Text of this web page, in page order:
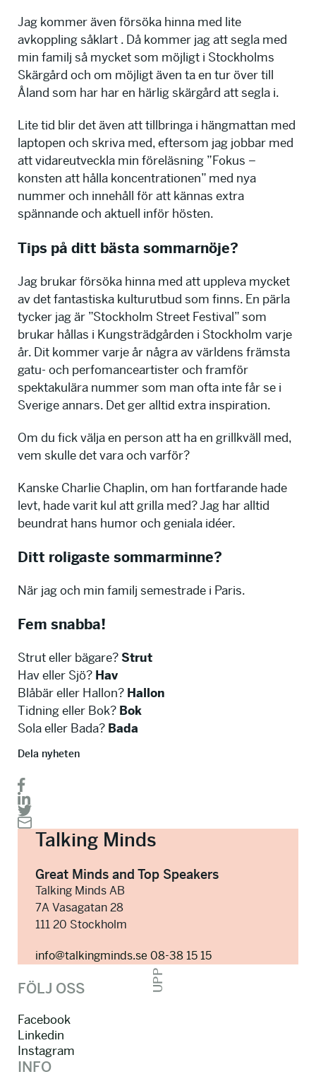
Jag kommer även försöka hinna med lite
avkoppling såklart . Då kommer jag att segla med
min familj så mycket som möjligt i Stockholms
Skärgård och om möjligt även ta en tur över till
Åland som har har en härlig skärgård att segla i.
Lite tid blir det även att tillbringa i hängmattan med
laptopen och skriva med, eftersom jag jobbar med
att vidareutveckla min föreläsning ”Fokus –
konsten att hålla koncentrationen” med nya
nummer och innehåll för att kännas extra
spännande och aktuell inför hösten.
Tips på ditt bästa sommarnöje?
Jag brukar försöka hinna med att uppleva mycket
av det fantastiska kulturutbud som finns. En pärla
tycker jag är ”Stockholm Street Festival” som
brukar hållas i Kungsträdgården i Stockholm varje
år. Dit kommer varje år några av världens främsta
gatu- och perfomanceartister och framför
spektakulära nummer som man ofta inte får se i
Sverige annars. Det ger alltid extra inspiration.
Om du fick välja en person att ha en grillkväll med,
vem skulle det vara och varför?
Kanske Charlie Chaplin, om han fortfarande hade
levt, hade varit kul att grilla med? Jag har alltid
beundrat hans humor och geniala idéer.
Ditt roligaste sommarminne?
När jag och min familj semestrade i Paris.
Fem snabba!
Strut eller bägare? Strut
Hav eller Sjö? Hav
Blåbär eller Hallon? Hallon
Tidning eller Bok? Bok
Sola eller Bada? Bada
Dela nyheten
Talking Minds
Great Minds and Top Speakers
Talking Minds AB
7A Vasagatan 28
111 20 Stockholm
info@talkingminds.se 08-38 15 15
UPP
FÖLJ OSS
Facebook
Linkedin
Instagram
INFO